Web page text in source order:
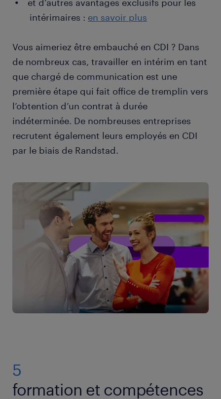
des retombées
l'entreprise
évaluer le retour sur investissement (ROI)
et d’autres avantages exclusifs pour les
intérimaires : en savoir plus
Vous aimeriez être embauché en CDI ? Dans
de nombreux cas, travailler en intérim en tant
que chargé de communication est une
première étape qui fait office de tremplin vers
l’obtention d’un contrat à durée
indéterminée. De nombreuses entreprises
recrutent également leurs employés en CDI
par le biais de Randstad.
5
formation et compétences